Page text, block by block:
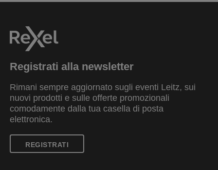
Registrati alla newsletter
Rimani sempre aggiornato sugli eventi Leitz, sui
nuovi prodotti e sulle offerte promozionali
comodamente dalla tua casella di posta
elettronica.
REGISTRATI